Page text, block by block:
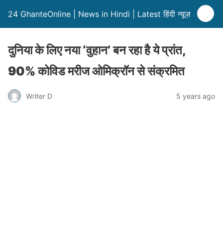
24 GhanteOnline | News in Hindi | Latest हिंदी न्यूज़
दुनिया के लिए नया ‘वुहान’ बन रहा है ये प्रांत,
90% कोविड मरीज ओमिक्रॉन से संक्रमित
Writer D 5 years ago